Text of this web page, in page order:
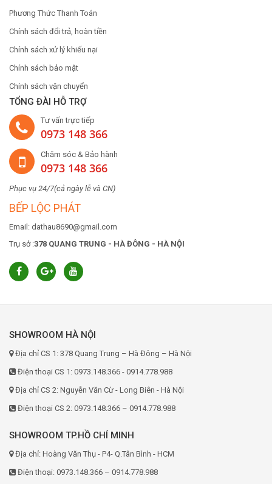
Phương Thức Thanh Toán
Chính sách đổi trả, hoàn tiền
Chính sách xử lý khiếu nại
Chính sách bảo mật
Chính sách vận chuyển
TỔNG ĐÀI HỖ TRỢ
Tư vấn trực tiếp
0973 148 366
Chăm sóc & Bảo hành
0973 148 366
Phục vụ 24/7(cả ngày lễ và CN)
BẾP LỘC PHÁT
Email: dathau8690@gmail.com
Trụ sở :378 QUANG TRUNG - HÀ ĐÔNG - HÀ NỘI
SHOWROOM HÀ NỘI
Địa chỉ CS 1: 378 Quang Trung – Hà Đông – Hà Nội
Điện thoại CS 1: 0973.148.366 - 0914.778.988
Địa chỉ CS 2: Nguyễn Văn Cừ - Long Biên - Hà Nội
Điện thoại CS 2: 0973.148.366 – 0914.778.988
SHOWROOM TP.HỒ CHÍ MINH
Địa chỉ: Hoàng Văn Thụ - P4- Q.Tân Bình - HCM
Điện thoại: 0973.148.366 – 0914.778.988